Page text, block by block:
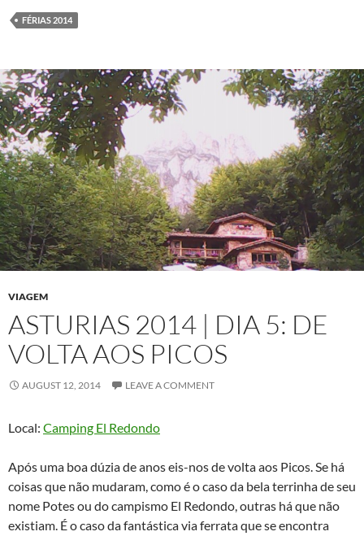
FÉRIAS 2014
VIAGEM
ASTURIAS 2014 | DIA 5: DE
VOLTA AOS PICOS
AUGUST 12, 2014 LEAVE A COMMENT
Local: Camping El Redondo
Após uma boa dúzia de anos eis-nos de volta aos Picos. Se há
coisas que não mudaram, como é o caso da bela terrinha de seu
nome Potes ou do campismo El Redondo, outras há que não
existiam. É o caso da fantástica via ferrata que se encontra